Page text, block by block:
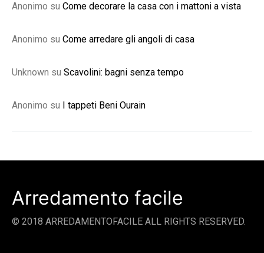
Anonimo su Come decorare la casa con i mattoni a vista
Anonimo su Come arredare gli angoli di casa
Unknown su Scavolini: bagni senza tempo
Anonimo su I tappeti Beni Ourain
Arredamento facile
© 2018 ARREDAMENTOFACILE ALL RIGHTS RESERVED.